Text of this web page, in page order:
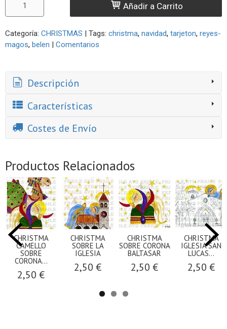
Añadir a Carrito
Categoría: CHRISTMAS | Tags: christma navidad tarjeton reyes-
magos belen | Comentarios
Descripción
Características
Costes de Envío
Productos Relacionados
CHRISTMA
CAMELLO
SOBRE
CORONA...
2,50 €
CHRISTMA
SOBRE LA
IGLESIA
2,50 €
CHRISTMA
SOBRE CORONA
BALTASAR
2,50 €
CHRISTMA
IGLESIA SAN
LUCAS...
2,50 €